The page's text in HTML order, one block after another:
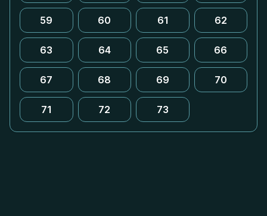
59 60 61 62
63 64 65 66
67 68 69 70
71 72 73